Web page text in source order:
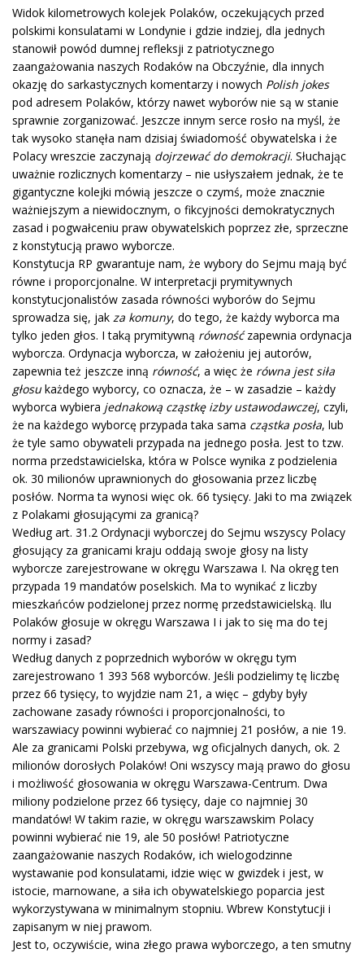
Widok kilometrowych kolejek Polaków, oczekujących przed
polskimi konsulatami w Londynie i gdzie indziej, dla jednych
stanowił powód dumnej refleksji z patriotycznego
zaangażowania naszych Rodaków na Obczyźnie, dla innych
okazję do sarkastycznych komentarzy i nowych Polish jokes
pod adresem Polaków, którzy nawet wyborów nie są w stanie
sprawnie zorganizować. Jeszcze innym serce rosło na myśl, że
tak wysoko stanęła nam dzisiaj świadomość obywatelska i że
Polacy wreszcie zaczynają dojrzewać do demokracji. Słuchając
uważnie rozlicznych komentarzy – nie usłyszałem jednak, że te
gigantyczne kolejki mówią jeszcze o czymś, może znacznie
ważniejszym a niewidocznym, o fikcyjności demokratycznych
zasad i pogwałceniu praw obywatelskich poprzez złe, sprzeczne
z konstytucją prawo wyborcze.
Konstytucja RP gwarantuje nam, że wybory do Sejmu mają być
równe i proporcjonalne. W interpretacji prymitywnych
konstytucjonalistów zasada równości wyborów do Sejmu
sprowadza się, jak za komuny, do tego, że każdy wyborca ma
tylko jeden głos. I taką prymitywną równośćzapewnia ordynacja
wyborcza. Ordynacja wyborcza, w założeniu jej autorów,
zapewnia też jeszcze inną równość, a więc że równa jest siła
głosukażdego wyborcy, co oznacza, że – w zasadzie – każdy
wyborca wybiera jednakową cząstkę izby ustawodawczej, czyli,
że na każdego wyborcę przypada taka sama cząstka posła, lub
że tyle samo obywateli przypada na jednego posła. Jest to tzw.
norma przedstawicielska, która w Polsce wynika z podzielenia
ok. 30 milionów uprawnionych do głosowania przez liczbę
posłów. Norma ta wynosi więc ok. 66 tysięcy. Jaki to ma związek
z Polakami głosującymi za granicą?
Według art. 31.2 Ordynacji wyborczej do Sejmu wszyscy Polacy
głosujący za granicami kraju oddają swoje głosy na listy
wyborcze zarejestrowane w okręgu Warszawa I. Na okręg ten
przypada 19 mandatów poselskich. Ma to wynikać z liczby
mieszkańców podzielonej przez normę przedstawicielską. Ilu
Polaków głosuje w okręgu Warszawa I i jak to się ma do tej
normy i zasad?
Według danych z poprzednich wyborów w okręgu tym
zarejestrowano 1 393 568 wyborców. Jeśli podzielimy tę liczbę
przez 66 tysięcy, to wyjdzie nam 21, a więc – gdyby były
zachowane zasady równości i proporcjonalności, to
warszawiacy powinni wybierać co najmniej 21 posłów, a nie 19.
Ale za granicami Polski przebywa, wg oficjalnych danych, ok. 2
milionów dorosłych Polaków! Oni wszyscy mają prawo do głosu
i możliwość głosowania w okręgu Warszawa-Centrum. Dwa
miliony podzielone przez 66 tysięcy, daje co najmniej 30
mandatów! W takim razie, w okręgu warszawskim Polacy
powinni wybierać nie 19, ale 50 posłów! Patriotyczne
zaangażowanie naszych Rodaków, ich wielogodzinne
wystawanie pod konsulatami, idzie więc w gwizdek i jest, w
istocie, marnowane, a siła ich obywatelskiego poparcia jest
wykorzystywana w minimalnym stopniu. Wbrew Konstytucji i
zapisanym w niej prawom.
Jest to, oczywiście, wina złego prawa wyborczego, a ten smutny